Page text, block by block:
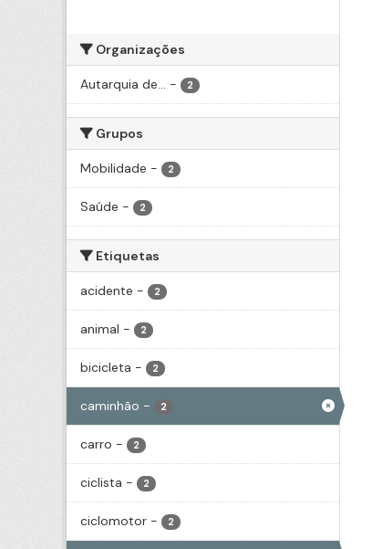
Organizações
Autarquia de... - 2
Grupos
Mobilidade - 2
Saúde - 2
Etiquetas
acidente - 2
animal - 2
bicicleta - 2
caminhão - 2
carro - 2
ciclista - 2
ciclomotor - 2